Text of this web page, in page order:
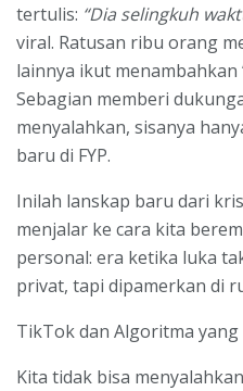
tertulis: “Dia selingkuh
viral. Ratusan ribu orang
lainnya ikut menambahkan
Sebagian memberi
menyalahkan, sisanya
baru di FYP.
Inilah lanskap baru dari
menjalar ke cara kita
personal: era ketika luka
privat, tapi dipamerkan di
TikTok dan Algoritma
Kita tidak bisa